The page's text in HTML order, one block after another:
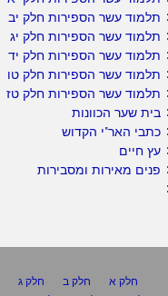
תלמוד עשר הספירות חלק יב
תלמוד עשר הספירות חלק יג
תלמוד עשר הספירות חלק יד
תלמוד עשר הספירות חלק טו
תלמוד עשר הספירות חלק טז
בית שער הכוונות
כתבי האר"י הקדוש
עץ חיים
פנים מאירות ומסבירות
חלק א
חלק ב חלק ג